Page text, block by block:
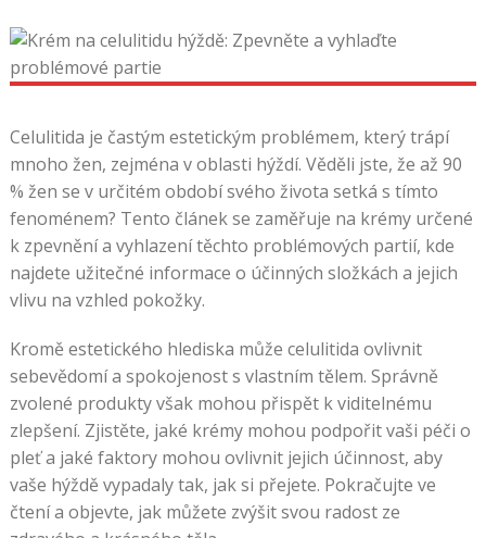
Celulitida je častým estetickým problémem, který trápí
mnoho žen, zejména v oblasti hýždí. Věděli jste, že až 90
% žen se v určitém období svého života setká s tímto
fenoménem? Tento článek se zaměřuje na krémy určené
k zpevnění a vyhlazení těchto problémových partií, kde
najdete užitečné informace o účinných složkách a jejich
vlivu na vzhled pokožky.
Kromě estetického hlediska může celulitida ovlivnit
sebevědomí a spokojenost s vlastním tělem. Správně
zvolené produkty však mohou přispět k viditelnému
zlepšení. Zjistěte, jaké krémy mohou podpořit vaši péči o
pleť a jaké faktory mohou ovlivnit jejich účinnost, aby
vaše hýždě vypadaly tak, jak si přejete. Pokračujte ve
čtení a objevte, jak můžete zvýšit svou radost ze